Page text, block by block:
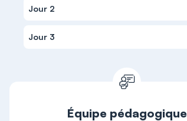
Jour 2
Jour 3
Équipe pédagogique